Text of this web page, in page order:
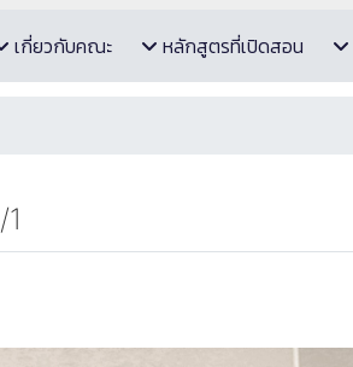
เกี่ยวกับคณะ หลักสูตรที่เปิดสอน